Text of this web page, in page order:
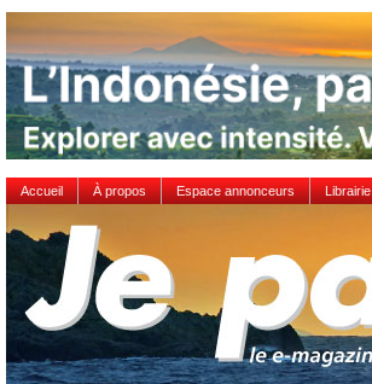
Accueil À propos Espace annonceurs Librairie